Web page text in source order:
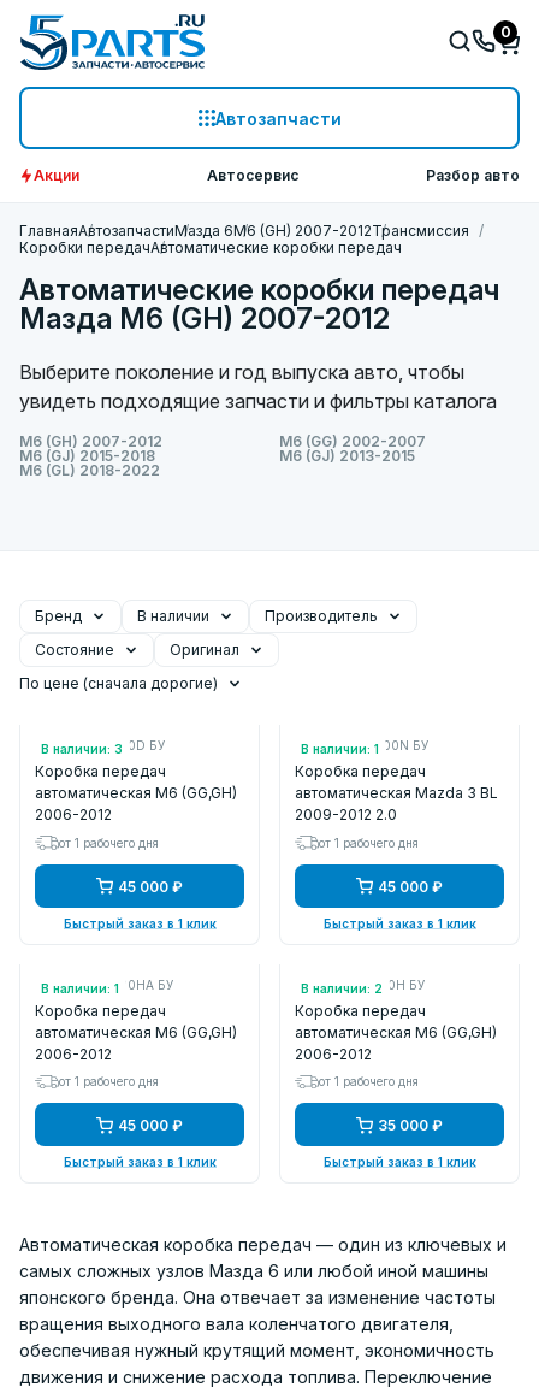
Автозапчасти
0
Акции Автосервис Разбор авто
ГлавнаяАвтозапчастиМазда 6M6 (GH) 2007-2012Трансмиссия
Коробки передачАвтоматические коробки передач
Автоматические коробки передач
Мазда M6 (GH) 2007-2012
Выберите поколение и год выпуска авто, чтобы
увидеть подходящие запчасти и фильтры каталога
M6 (GH) 2007-2012
M6 (GG) 2002-2007
M6 (GJ) 2015-2018
M6 (GJ) 2013-2015
M6 (GL) 2018-2022
Бренд В наличии
Производитель
Состояние
Оригинал
По цене (сначала дорогие)
В наличии: 3
Арт.: FSE319090D БУ
Коробка передач
автоматическая M6 (GG,GH)
2006-2012
от 1 рабочего дня
45 000 ₽
Быстрый заказ в 1 клик
В наличии: 1
Арт.: FSK503000N БУ
Коробка передач
автоматическая Mazda 3 BL
2009-2012 2.0
от 1 рабочего дня
45 000 ₽
Быстрый заказ в 1 клик
В наличии: 1
Арт.: FSE219090HA БУ
Коробка передач
автоматическая M6 (GG,GH)
2006-2012
от 1 рабочего дня
45 000 ₽
Быстрый заказ в 1 клик
В наличии: 2
Арт.: FSE219090H БУ
Коробка передач
автоматическая M6 (GG,GH)
2006-2012
от 1 рабочего дня
35 000 ₽
Быстрый заказ в 1 клик
Автоматическая коробка передач — один из ключевых и
самых сложных узлов Мазда 6 или любой иной машины
японского бренда. Она отвечает за изменение частоты
вращения выходного вала коленчатого двигателя,
обеспечивая нужный крутящий момент, экономичность
движения и снижение расхода топлива. Переключение